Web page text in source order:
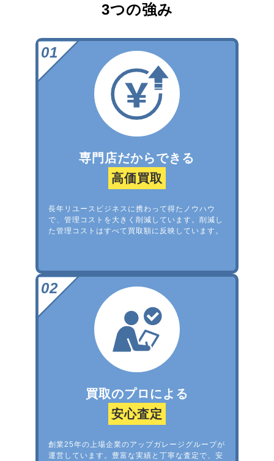
3つの強み
専門店だからできる
高価買取
長年リユースビジネスに携わって得たノウハウ
で、管理コストを大きく削減しています。削減し
た管理コストはすべて買取額に反映しています。
買取のプロによる
安心査定
創業25年の上場企業のアップガレージグループが
運営しています。豊富な実績と丁寧な査定で、安